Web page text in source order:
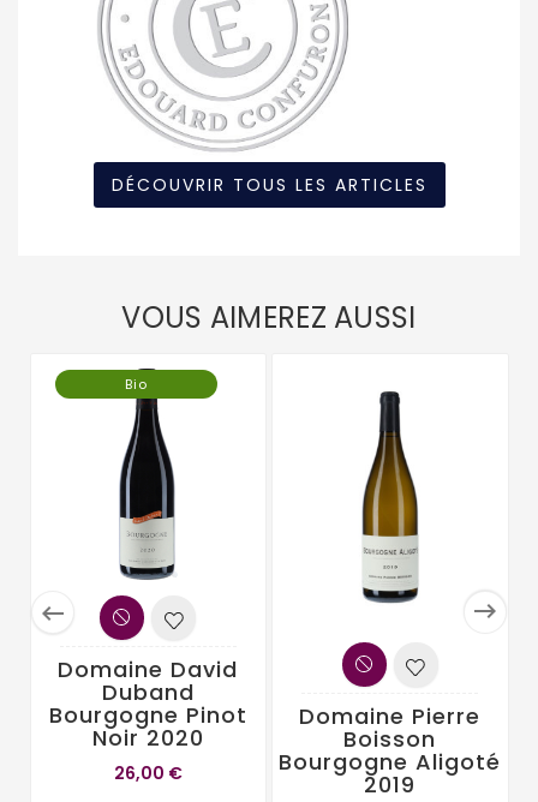
DÉCOUVRIR TOUS LES ARTICLES
VOUS AIMEREZ AUSSI
 
Bio
Domaine David
Duband
Bourgogne Pinot
Noir 2020
26,00 €
Domaine Pierre
Boisson
Bourgogne Aligoté
2019